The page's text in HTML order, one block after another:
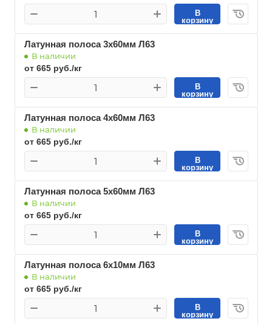
В
корзину
Латунная полоса 3х60мм Л63
В наличии
от 665 руб./кг
В
корзину
Латунная полоса 4х60мм Л63
В наличии
от 665 руб./кг
В
корзину
Латунная полоса 5х60мм Л63
В наличии
от 665 руб./кг
В
корзину
Латунная полоса 6х10мм Л63
В наличии
от 665 руб./кг
В
корзину